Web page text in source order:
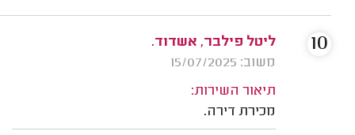
ליטל פילבר, אשדוד.
משוב: 15/07/2025
תיאור השירות:
מכירת דירה.
10